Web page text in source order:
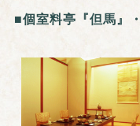
■個室料亭『但馬』